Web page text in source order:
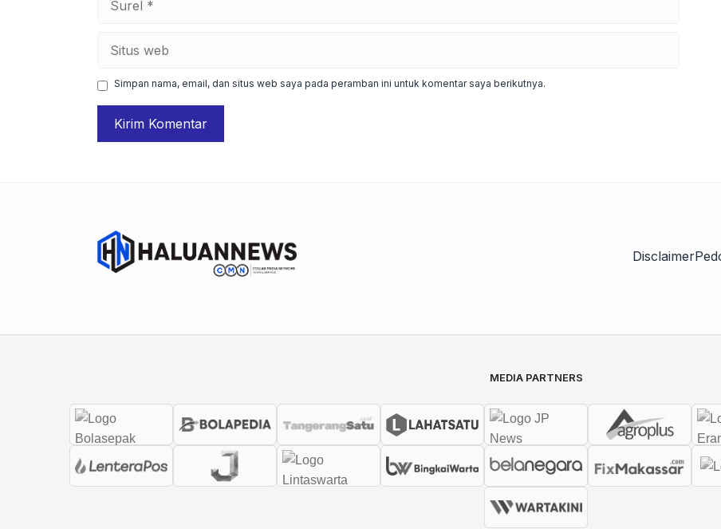
web
Simpan nama, email, dan situs web saya pada peramban ini untuk komentar saya berikutnya.
Disclaimer
MEDIA PARTNERS